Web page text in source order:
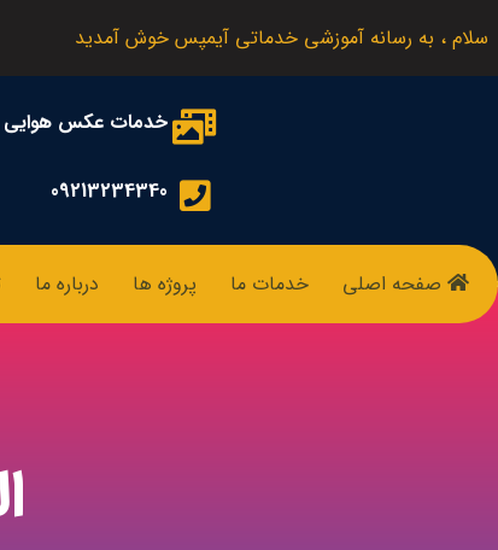
سلام ، به رسانه آموزشی خدماتی آیمپس خوش آمدید
خدمات عکس هوایی
09213234340
صفحه اصلی خدمات ما پروژه ها درباره ما